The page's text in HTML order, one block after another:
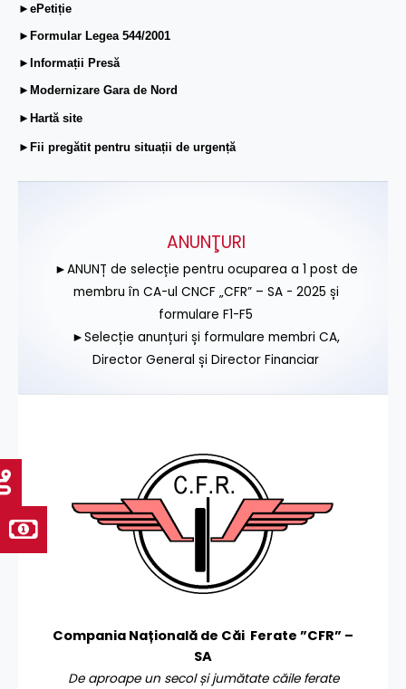
►ePetiție
►Formular Legea 544/2001
►Informații Presă
►Modernizare Gara de Nord
►Hartă site
►Fii pregătit pentru situații de urgență
ANUNŢURI
►ANUNȚ de selecție pentru ocuparea a 1 post de
membru în CA-ul CNCF „CFR” – SA - 2025 și
formulare F1-F5
►Selecție anunțuri și formulare membri CA,
Director General și Director Financiar
Compania Națională de Căi Ferate ”CFR” –
SA
De aproape un secol și jumătate căile ferate